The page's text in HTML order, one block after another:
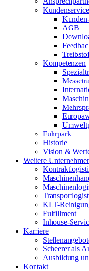
Kundenservice
AGB
Kompetenzen
Fuhrpark
Historie
Vision &
Weitere
KLT-
Fulfillment
Inhouse-
Karriere
Scheerer als
Ausbildung
Kontakt